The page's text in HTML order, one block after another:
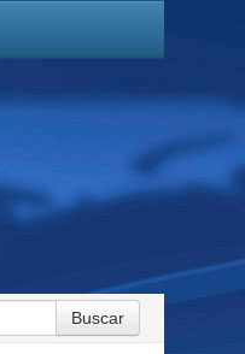
Buscar